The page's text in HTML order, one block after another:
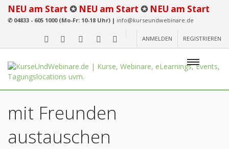
NEU am Start ✪ NEU am Start ✪ NEU am Start
✆04833 - 605 1000 (Mo-Fr: 10-18 Uhr) | info@kurseundwebinare.de
ANMELDEN REGISTRIEREN
mit Freunden
austauschen